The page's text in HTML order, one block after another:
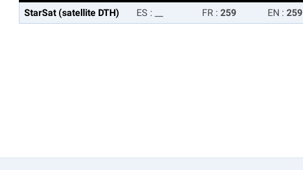
StarSat (satellite DTH) ES : FR : 259 EN : 259